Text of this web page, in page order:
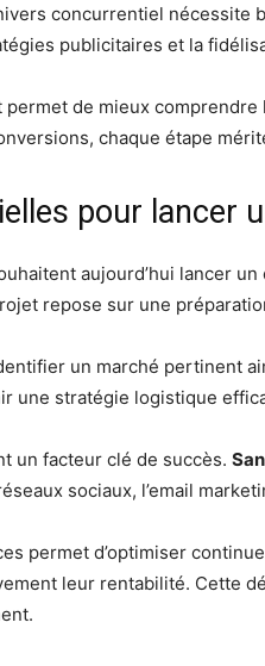
concurrentiel nécessite
publicitaires et la
de mieux
chaque étape
pour lancer
aujourd’hui lancer
repose sur une
un marché pertinent
une stratégie logistique
un facteur clé de succès.
sociaux, l’email
permet d’optimiser
leur rentabilité. Cette